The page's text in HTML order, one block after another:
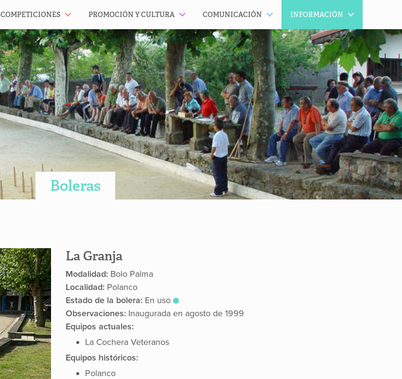
COMPETICIONES PROMOCIÓN Y CULTURA COMUNICACIÓN INFORMACIÓN
Boleras
La Granja
Modalidad: Bolo Palma
Localidad: Polanco
Estado de la bolera: En uso
Observaciones: Inaugurada en agosto de 1999
Equipos actuales:
La Cochera Veteranos
Equipos históricos:
Polanco